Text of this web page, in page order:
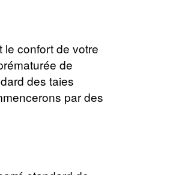
le confort de votre
de
des taies
par des